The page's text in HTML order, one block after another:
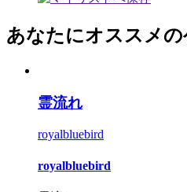
あなたにオススメの
霊流れ
royalbluebird
royalbluebird